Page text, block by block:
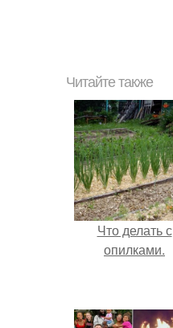
Читайте также
Что делать с
опилками.